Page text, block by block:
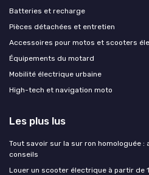
Batteries et recharge
Pièces détachées et entretien
Accessoires pour motos et scooters
Équipements du motard
Mobilité électrique urbaine
High-tech et navigation moto
Les plus lus
Tout savoir sur la sur ron homologuée
conseils
Louer un scooter électrique à partir de